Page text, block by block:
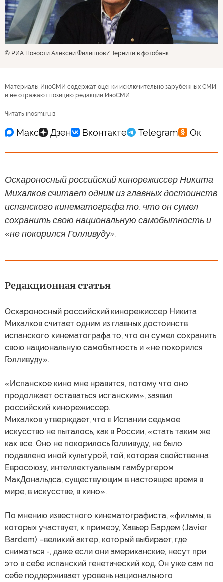
© РИА Новости Алексей Филиппов Перейти в фотобанк
Материалы ИноСМИ содержат оценки исключительно зарубежных СМИ
и не отражают позицию редакции ИноСМИ
Читать inosmi.ru в
Оскароносный российский кинорежиссер Никита
Михалков считает одним из главных достоинств
испанского кинематографа то, что он сумел
сохранить свою национальную самобытность и
«не покорился Голливуду».
Редакционная статья
Оскароносный российский кинорежиссер Никита
Михалков считает одним из главных достоинств
испанского кинематографа то, что он сумел сохранить
свою национальную самобытность и «не покорился
Голливуду».
«Испанское кино мне нравится, потому что оно
продолжает оставаться испанским», заявил
российский кинорежиссер.
Михалков утверждает, что в Испании седьмое
искусство не пыталось, как в России, «стать таким же
как все. Оно не покорилось Голливуду, не было
подавлено иной культурой, той, которая свойственна
Евросоюзу, интеллектуальным гамбургером
МакДональдса, существующим в настоящее время в
мире, в искусстве, в кино».
По мнению известного кинематографиста, «фильмы, в
которых участвует, к примеру, Хавьер Бардем (Javier
Bardem) –великий актер, который выбирает, где
сниматься -, даже если они американские, несут при
это в себе испанский генетический код. Он уже сам по
себе поддерживает уровень национального